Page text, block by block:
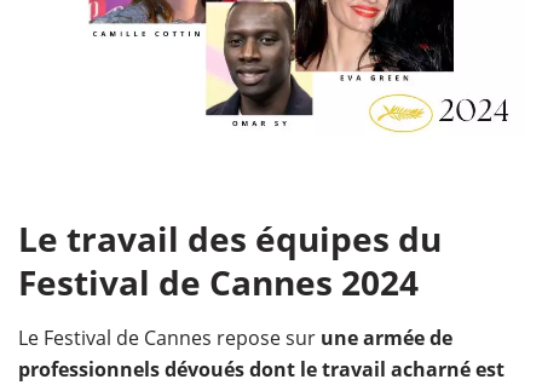
Le travail des équipes du
Festival de Cannes 2024
Le Festival de Cannes repose sur une armée de
professionnels dévoués dont le travail acharné est